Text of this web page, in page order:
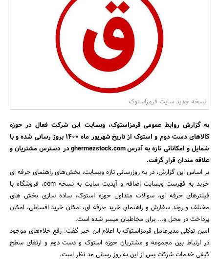
بانک، بیمه و سرمایه
مسکن و ساختمان
جستجو
نسخه جدید سایت قرمزاستوک
به گزارش روابط عمومی قرمزاستوک، وبسایت این شرکت فعال در حوزه
کالاهای دست دوم و استوک از تاریخ شهریور ماه ۱۴۰۰ بروز رسانی شده و با
شمایل و امکاناتی تازه به آدرس ghermezstock.com در دسترس مشتریان و
علاقه مندان قرار گرفت.
بر اساس این گزارش، در به روزرسانی تازه وبسایت، بخش‌های راهنمای حرفه ای
خرید به فهرست وبسایت اضافه و آپدیت سایت به نسخه com، فروشگاه با
فیلترهای حرفه ای، سوالات متداول حوزه استوک، ساده سازی بخش های
مختلف و روند سفارش و راهنمای خرید حرفه ای، امکان خرید اقساطی، امکان
پرداخت در محل و... برای مخاطبان میسر شده است.
امین توکلی مدیرعامل قرمزاستوک با اعلام این خبر گفت: رفع خلاءهای موجود
در ارتباط بین مجموعه و مشتریان حوزه استوک و دست دوم و ارتقای سطح
کیفی خدمات شرکت پس از این به روز رسانی مد نظر است.